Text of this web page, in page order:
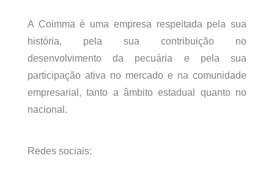
A Coimma é uma empresa respeitada pela sua
história, pela sua contribuição no
desenvolvimento da pecuária e pela sua
participação ativa no mercado e na comunidade
empresarial, tanto a âmbito estadual quanto no
nacional.
Redes sociais: